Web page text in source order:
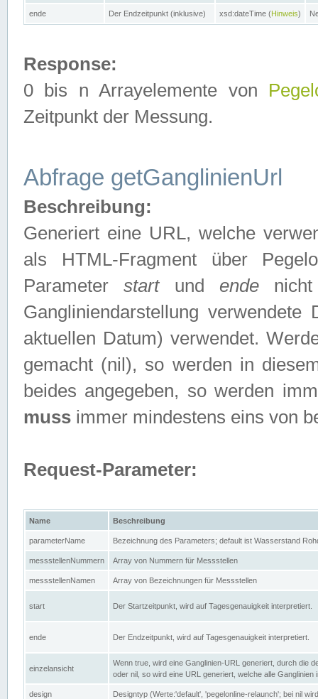
ende Der Endzeitpunkt (inklusive) xsd:dateTime (Hinweis)
Response:
0 bis n Arrayelemente von
Zeitpunkt der Messung.
Abfrage getGanglinienUrl
Beschreibung:
Generiert eine URL, welche
als HTML-Fragment über
Parameterstartund endenicht
Gangliniendarstellung
aktuellen Datum) verwendet.
gemacht (nil), so werden in
beides angegeben, so werden
muss immer mindestens eins von
Request-Parameter:
Name Beschreibung
parameterName Bezeichnung des Parameters; default ist Wasserstand
messstellenNummern Array von Nummern für Messstellen
messstellenNamen Array von Bezeichnungen für Messstellen
start Der Startzeitpunkt, wird auf Tagesgenauigkeit interpretiert.
ende Der Endzeitpunkt, wird auf Tagesgenauigkeit interpretiert.
einzelansicht
Wenn true, wird eine Ganglinien-URL generiert, durch die
oder nil, so wird eine URL generiert, welche alle Ganglinien
design Designtyp (Werte:'default', 'pegelonline-relaunch'; bei nil